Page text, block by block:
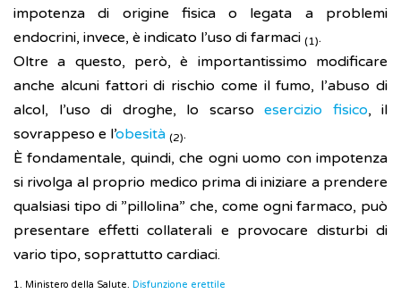
impotenza di origine fisica o legata a problemi
endocrini, invece, è indicato l’uso di farmaci (1).
Oltre a questo, però, è importantissimo modificare
anche alcuni fattori di rischio come il fumo, l’abuso di
alcol, l’uso di droghe, lo scarso esercizio fisico, il
sovrappeso e l’obesità (2).
È fondamentale, quindi, che ogni uomo con impotenza
si rivolga al proprio medico prima di iniziare a prendere
qualsiasi tipo di ”pillolina” che, come ogni farmaco, può
presentare effetti collaterali e provocare disturbi di
vario tipo, soprattutto cardiaci.
1. Ministero della Salute. Disfunzione erettile